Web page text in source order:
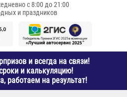
с 8:00 до 21:00
и праздников
и всегда на связи!
и калькуляцию!
работаем на результат!